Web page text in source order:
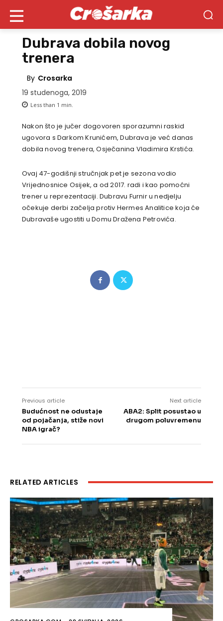
Dubrava dobila novog
trenera
By Crosarka
19 studenoga, 2019
Less than 1 min.
Nakon što je jučer dogovoren sporazumni raskid
ugovora s Darkom Krunićem, Dubrava je već danas
dobila novog trenera, Osječanina Vladimira Krstića.
Ovaj 47-godišnji stručnjak pet je sezona vodio
Vrijednosnice Osijek, a od 2017. radi i kao pomoćni
trener u reprezentaciji. Dubravu Furnir u nedjelju
očekuje derbi začelja protiv Hermes Analitice koja će
Dubravaše ugostiti u Domu Dražena Petrovića.
Previous article
Budućnost ne odustaje
od pojačanja, stiže novi
NBA igrač?
Next article
ABA2: Split posustao u
drugom poluvremenu
RELATED ARTICLES